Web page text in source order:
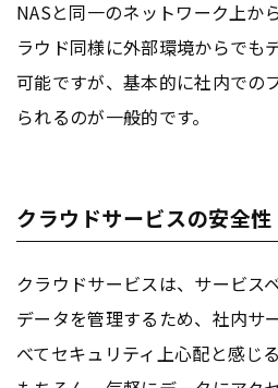
NASと同一のネットワーク上か
ラウド同様に外部環境からでも
可能ですが、基本的に社内での
られるのが一般的です。
クラウドサービスの安全性
クラウドサービスは、サービス
データを管理するため、社内サ
べてセキュリティ上心配と感じ